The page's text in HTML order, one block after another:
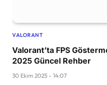
VALORANT
Valorant’ta FPS
2025 Güncel Rehber
30 Ekim 2025 - 14:07